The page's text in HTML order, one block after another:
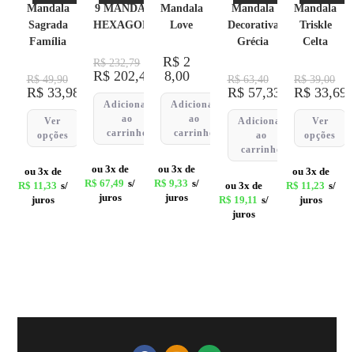
Mandala
Sagrada
Família
R$49,90
R$33,98
Ver
opções
ou 3x de
R$ 11,33 s/
juros
9 MANDALAS
HEXAGONAIS
R$232,79
R$ 202,47
Adicionar
ao
carrinho
ou 3x de
R$ 67,49 s/
juros
Mandala
Love
R$ 2
8,00
Adicionar
ao
carrinho
ou 3x de
R$ 9,33 s/
juros
Mandala
Decorativa
Grécia
R$63,40
R$57,33
Adicionar
ao
carrinho
ou 3x de
R$ 19,11 s/
juros
Mandala
Triskle
Celta
R$39,00
R$ 33,69
Ver
opções
ou 3x de
R$ 11,23 s/
juros